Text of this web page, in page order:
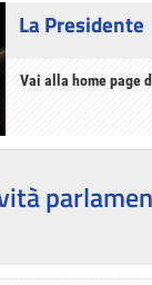
La Presidente
Vai alla home page